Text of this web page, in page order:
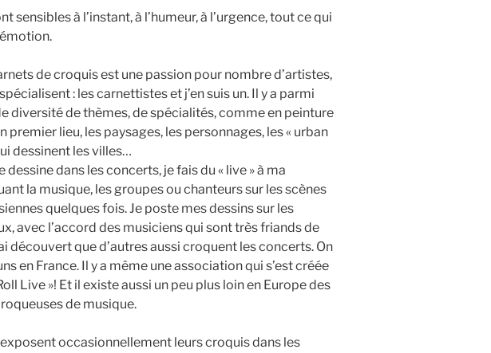
sensibles à l’instant, à l’humeur, à l’urgence, tout ce qui
de croquis est une passion pour nombre d’artistes,
: les carnettistes et j’en suis un. Il y a parmi
diversité de thèmes, de spécialités, comme en peinture
premier lieu, les paysages, les personnages, les « urban
dessinent les villes…
dessine dans les concerts, je fais du « live » à ma
la musique, les groupes ou chanteurs sur les scènes
quelques fois. Je poste mes dessins sur les
avec l’accord des musiciens qui sont très friands de
découvert que d’autres aussi croquent les concerts. On
en France. Il y a même une association qui s’est créée
Live »! Et il existe aussi un peu plus loin en Europe des
de musique.
occasionnellement leurs croquis dans les